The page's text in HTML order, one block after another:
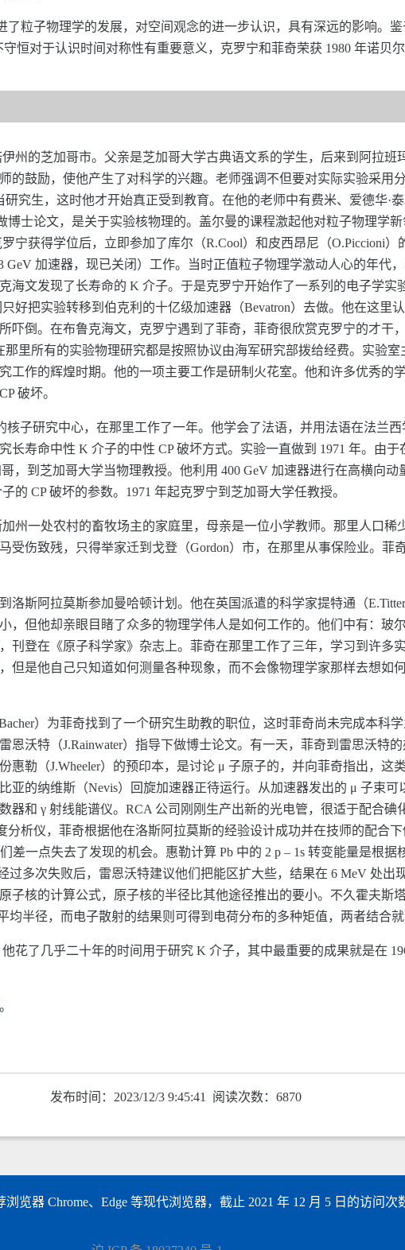
了粒子物理学的发展，对空间观念的进一步认识，具有深远的影响。
恒对于认识时间对称性有重要意义，克罗宁和菲奇荣获 1980 年诺贝尔
州的芝加哥市。父亲是芝加哥大学古典语文系的学生，后来到阿拉班
的鼓励，使他产生了对科学的兴趣。老师强调不但要对实际实验采用
究生，这时他才开始真正受到教育。在他的老师中有费米、爱德华·
博士论文，是关于实验核物理的。盖尔曼的课程激起他对粒子物理学
宁获得学位后，立即参加了库尔（R.Cool）和皮西昂尼（O.Piccioni
GeV 加速器，现已关闭）工作。当时正值粒子物理学激动人心的年代
海文发现了长寿命的 K 介子。于是克罗宁开始作了一系列的电子学实
好把实验转移到伯克利的十亿级加速器（Bevatron）去做。他在这里
吓倒。在布鲁克海文，克罗宁遇到了菲奇，菲奇很欣赏克罗宁的才干
里所有的实验物理研究都是按照协议由海军研究部拨给经费。实验室
工作的辉煌时期。他的一项主要工作是研制火花室。他和许多优秀的
破坏。
核子研究中心，在那里工作了一年。他学会了法语，并用法语在法兰
长寿命中性 K 介子的中性 CP 破坏方式。实验一直做到 1971 年。由
，到芝加哥大学当物理教授。他利用 400 GeV 加速器进行在高横向
的 CP 破坏的参数。1971 年起克罗宁到芝加哥大学任教授。
加州一处农村的畜牧场主的家庭里，母亲是一位小学教师。那里人口稀
受伤致残，只得举家迁到戈登（Gordon）市，在那里从事保险业。菲
洛斯阿拉莫斯参加曼哈顿计划。他在英国派遣的科学家提特通（
，但他却亲眼目睹了众多的物理学伟人是如何工作的。他们中有：玻
刊登在《原子科学家》杂志上。菲奇在那里工作了三年，学习到许多
但是他自己只知道如何测量各种现象，而不会像物理学家那样去想如
）为菲奇找到了一个研究生助教的职位，这时菲奇尚未完成本科
沃特（J.Rainwater）指导下做博士论文。有一天，菲奇到雷思沃特
惠勒（J.Wheeler）的预印本，是讨论 μ 子原子的，并向菲奇指出，这
亚的纳维斯（Nevis）回旋加速器正待运行。从加速器发出的 μ 子束
器和 γ 射线能谱仪。RCA 公司刚刚生产出新的光电管，很适于配合碘
分析仪，菲奇根据他在洛斯阿拉莫斯的经验设计成功并在技师的配合
一点失去了发现的机会。惠勒计算 Pb 中的 2 p – 1s 转变能量是根据
过多次失败后，雷恩沃特建议他们把能区扩大些，结果在 6 MeV 处出
子核的计算公式，原子核的半径比其他途径推出的要小。不久霍夫斯
半径，而电子散射的结果则可得到电荷分布的多种矩值，两者结合就
花了几乎二十年的时间用于研究 K 介子，其中最重要的成果就是在
。
发布时间：2023/12/3 9:45:41 阅读次数：6870
览器 Chrome、Edge 等现代浏览器，截止 2021 年 12 月 5 日的访问次